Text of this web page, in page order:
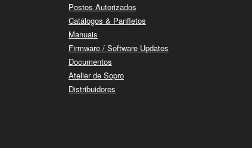
Postos Autorizados
Catálogos & Panfletos
Manuais
Firmware / Software Updates
Documentos
Atelier de Sopro
Distribuidores